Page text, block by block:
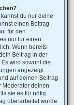
du nur deine
einen Beitrag
für den
nur für einen
Wenn bereits
Beitrag in der
wird sowohl die
angezeigt.
auf deinen Beitrag
Moderator deinen
sie es für nötig
überarbeitet wurde.